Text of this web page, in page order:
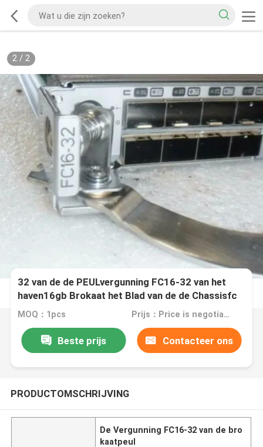
2/ 2
32 van de de PEULvergunning FC16-32 van het
haven16gb Brokaat het Blad van de de Chassisfc
Haven voor de Backbone van DCX 8510
MOQ：1pcs Prijs：Price is negotiable
Beste prijs Contacteer ons
PRODUCTOMSCHRIJVING
De Vergunning FC16-32 van de bro
kaatpeul